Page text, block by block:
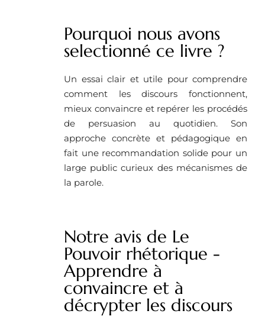
Pourquoi nous avons
selectionné ce livre ?
Un essai clair et utile pour comprendre
comment les discours fonctionnent,
mieux convaincre et repérer les procédés
de persuasion au quotidien. Son
approche concrète et pédagogique en
fait une recommandation solide pour un
large public curieux des mécanismes de
la parole.
Notre avis de Le
Pouvoir rhétorique -
Apprendre à
convaincre et à
décrypter les discours